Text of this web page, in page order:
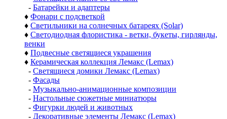
- Батарейки и адаптеры
♦ Фонари с подсветкой
♦ Светильники на солнечных батареях (Solar)
♦ Светодиодная флористика - ветки, букеты, гирлянды,
венки
♦ Подвесные светящиеся украшения
♦ Керамическая коллекция Лемакс (Lemax)
- Светящиеся домики Лемакс (Lemax)
- Фасады
- Музыкально-анимационные композиции
- Настольные сюжетные миниатюры
- Фигурки людей и животных
- Декоративные элементы Лемакс (Lemax)